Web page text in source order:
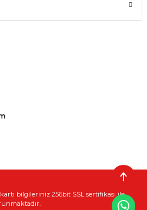
bilgileriniz 256bit SSL sertifikası ile